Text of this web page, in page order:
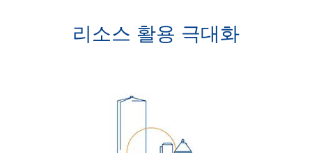
리소스 활용 극대화